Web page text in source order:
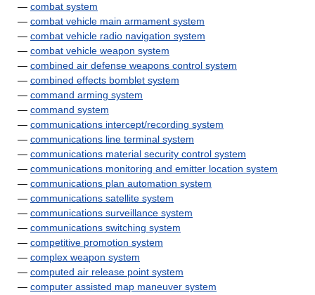
— combat system
— combat vehicle main armament system
— combat vehicle radio navigation system
— combat vehicle weapon system
— combined air defense weapons control system
— combined effects bomblet system
— command arming system
— command system
— communications intercept/recording system
— communications line terminal system
— communications material security control system
— communications monitoring and emitter location system
— communications plan automation system
— communications satellite system
— communications surveillance system
— communications switching system
— competitive promotion system
— complex weapon system
— computed air release point system
— computer assisted map maneuver system